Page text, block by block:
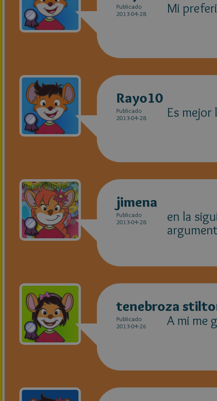
Publicado
2013-04-28
Mi
Rayo10
Publicado
2013-04-28
Es mejor
jimena
Publicado
2013-04-28
en la
tenebroza
Publicado
2013-04-26
A mi me